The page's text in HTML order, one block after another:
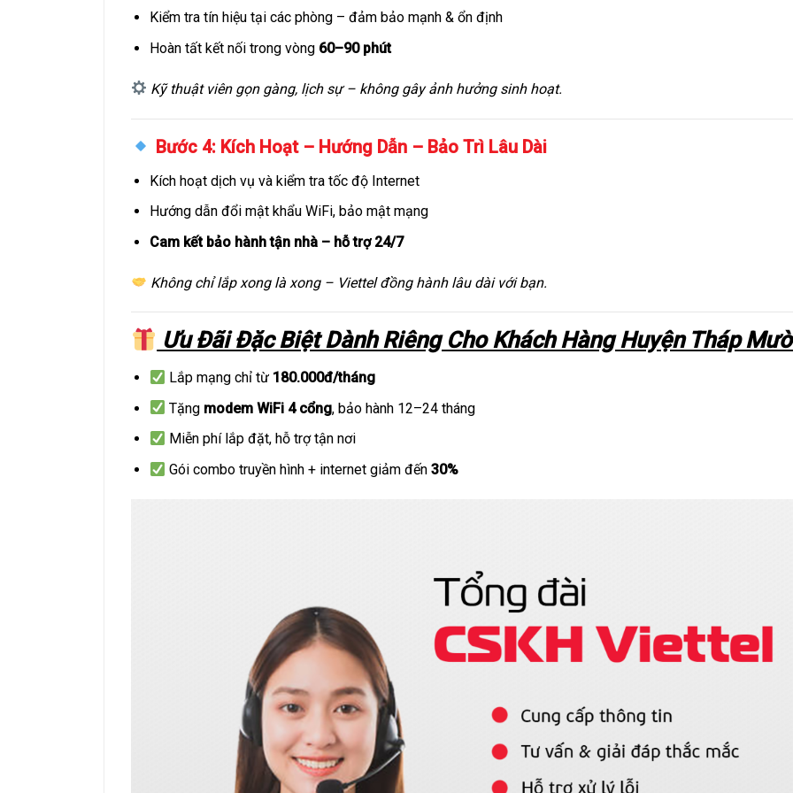
Kiểm tra tín hiệu tại các phòng – đảm bảo mạnh & ổn định
Hoàn tất kết nối trong vòng 60–90 phút
Kỹ thuật viên gọn gàng, lịch sự – không gây ảnh hưởng sinh hoạt.
Bước 4: Kích Hoạt – Hướng Dẫn – Bảo Trì Lâu Dài
Kích hoạt dịch vụ và kiểm tra tốc độ Internet
Hướng dẫn đổi mật khẩu WiFi, bảo mật mạng
Cam kết bảo hành tận nhà – hỗ trợ 24/7
Không chỉ lắp xong là xong – Viettel đồng hành lâu dài với bạn.
Ưu Đãi Đặc Biệt Dành Riêng Cho Khách Hàng Huyện Tháp
Lắp mạng chỉ từ 180.000đ/tháng
Tặng modem WiFi 4 cổng, bảo hành 12–24 tháng
Miễn phí lắp đặt, hỗ trợ tận nơi
Gói combo truyền hình + internet giảm đến30%